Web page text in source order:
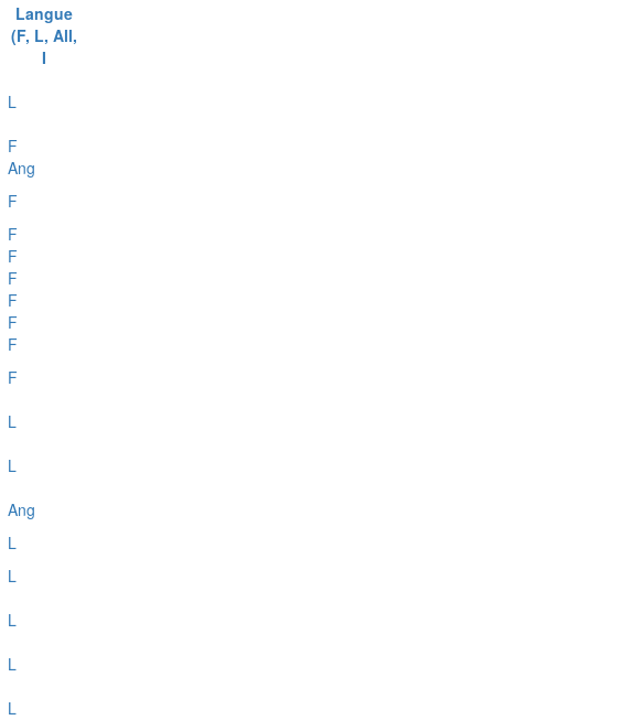
Langue
(F, L, All,
I
L
F
Ang
F
F
F
F
F
F
F
F
L
L
Ang
L
L
L
L
L